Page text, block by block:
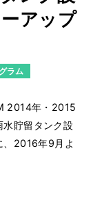
アップ
ラム
2014年・2015
貯留タンク設
、2016年9月よ